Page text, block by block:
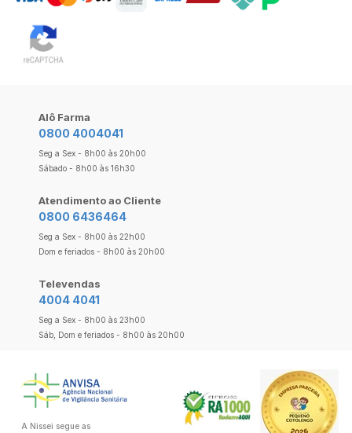
Alô Farma
0800 4004041
Seg a Sex - 8h00 às 20h00
Sábado - 8h00 às 16h30
Atendimento ao Cliente
0800 6436464
Seg a Sex - 8h00 às 22h00
Dom e feriados - 8h00 às 20h00
Televendas
4004 4041
Seg a Sex - 8h00 às 23h00
Sáb, Dom e feriados - 8h00 às 20h00
A Nissei segue as